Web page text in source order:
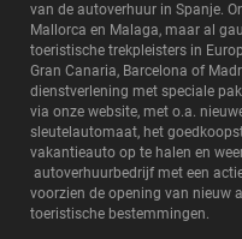
van de autoverhuur in Spanje.
Mallorca en Malaga, maar al
toeristische trekpleisters in
Gran Canaria, Barcelona of
dienstverlening met speciale
via onze website, met o.a.
sleutelautomaat, het
vakantieauto op te halen en
autoverhuurbedrijf met een
voorzien de opening van nieuw
toeristische bestemmingen.